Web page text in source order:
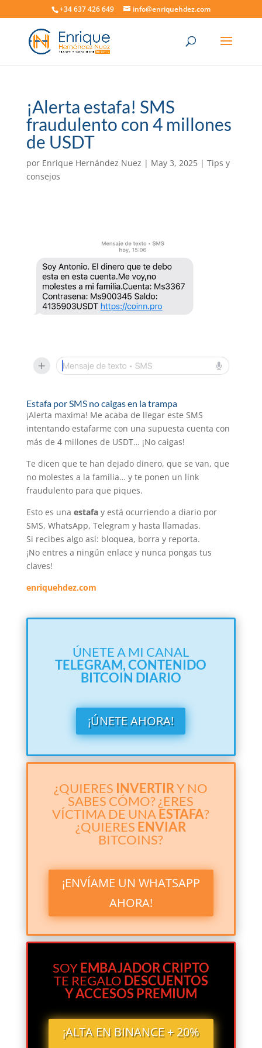
+34 637 426 649 info@enriquehdez.com
¡Alerta estafa! SMS
fraudulento con 4 millones
de USDT
por Enrique Hernández Nuez | May 3, 2025| Tips y
consejos
Estafa por SMS no caigas en la trampa
¡Alerta maxima! Me acaba de llegar este SMS
intentando estafarme con una supuesta cuenta con
más de 4 millones de USDT… ¡No caigas!
Te dicen que te han dejado dinero, que se van, que
no molestes a la familia… y te ponen un link
fraudulento para que piques.
Esto es una estafay está ocurriendo a diario por
SMS, WhatsApp, Telegram y hasta llamadas.
Si recibes algo así: bloquea, borra y reporta.
¡No entres a ningún enlace y nunca pongas tus
claves!
enriquehdez.com
ÚNETE A MI CANAL
TELEGRAM,CONTENIDO
BITCOIN DIARIO
¡ÚNETE AHORA!
¿QUIERES INVERTIRY NO
SABES CÓMO? ¿ERES
VÍCTIMA DE UNAESTAFA?
¿QUIERES ENVIAR
BITCOINS?
¡ENVÍAME UN WHATSAPP
AHORA!
SOYEMBAJADOR CRIPTO
TE REGALO DESCUENTOS
Y ACCESOS PREMIUM
¡ALTA EN BINANCE + 20%